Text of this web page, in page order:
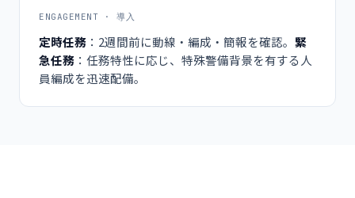
ENGAGEMENT · 導入
定時任務 ：2週間前に動線・編成・簡報を確認。 緊
急任務 ：任務特性に応じ、特殊警備背景を有する人
員編成を迅速配備。